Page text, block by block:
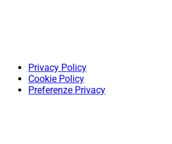
Privacy Policy
Cookie Policy
Preferenze Privacy